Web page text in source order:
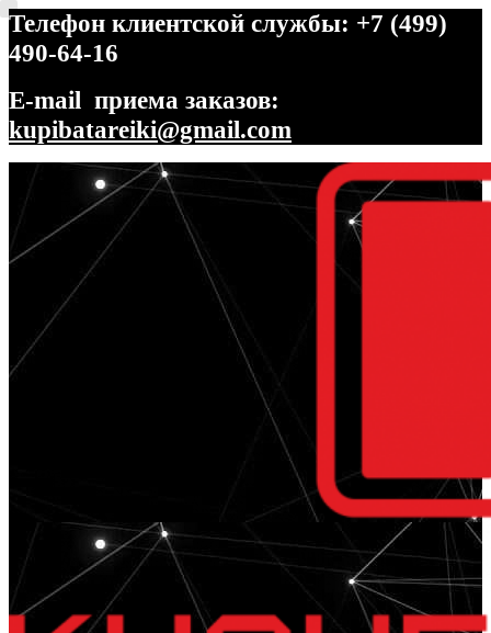
Телефон клиентской службы: +7 (499)
490-64-16
E-mail приема заказов:
kupibatareiki@gmail.com
Перейти
навигации
Перейти
содержимому